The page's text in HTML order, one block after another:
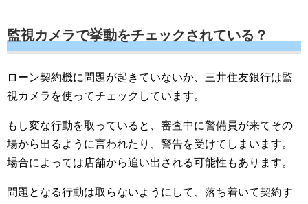
監視カメラで挙動をチェックされている？
ローン契約機に問題が起きていないか、三井住友銀行は監
視カメラを使ってチェックしています。
もし変な行動を取っていると、審査中に警備員が来てその
場から出るように言われたり、警告を受けてしまいます。
場合によっては店舗から追い出される可能性もあります。
問題となる行動は取らないようにして、落ち着いて契約す